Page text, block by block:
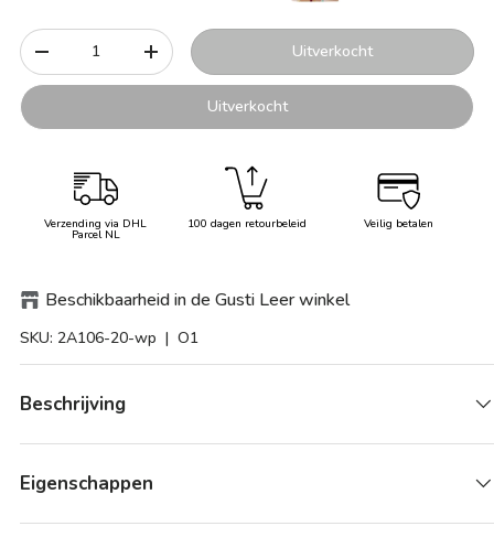
Aantal
-
+ Uitverkocht
Uitverkocht
Verzending via DHL
Parcel NL
100 dagen retourbeleid Veilig betalen
Beschikbaarheid in de Gusti Leer winkel
SKU: 2A106-20-wp | O1
Beschrijving
Eigenschappen